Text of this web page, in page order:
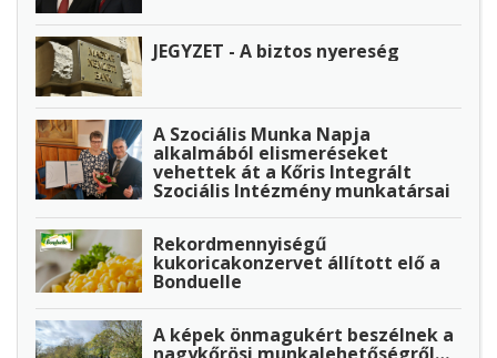
JEGYZET - A biztos nyereség
A Szociális Munka Napja
alkalmából elismeréseket
vehettek át a Kőris Integrált
Szociális Intézmény munkatársai
Rekordmennyiségű
kukoricakonzervet állított elő a
Bonduelle
A képek önmagukért beszélnek a